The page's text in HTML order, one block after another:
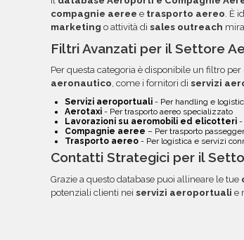
documentazione nella tua area
compagnie aeree e trasporto aereo . È
marketing o attività di sales outreach
Filtri Avanzati per il Settore
Per questa categoria è disponibile un filtro per
aeronautico, come i fornitori di servizi
Servizi aeroportuali - Per handling e
Aerotaxi - Per trasporto aereo specializzato
Lavorazioni su aeromobili ed elicotteri -
Compagnie aeree – Per trasporto
Trasporto aereo - Per logistica e servizi
Contatti Strategici per il
Grazie a questo database puoi allineare le tue
potenziali clienti nei servizi aeroportuali e